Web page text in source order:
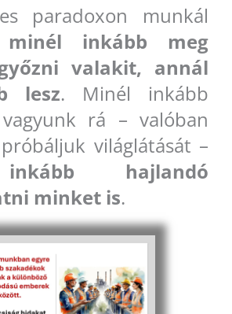
paradoxon munkál
minél inkább meg
valakit, annál
lesz. Minél inkább
vagyunk rá – valóban
világlátását –
hajlandó
minket is.